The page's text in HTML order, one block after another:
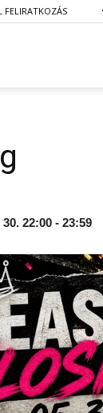
FELIRATKOZÁS
22:00 - 23:59